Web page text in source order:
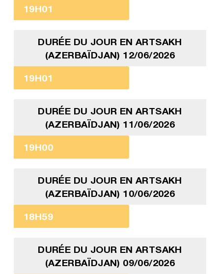
19H01
DURÉE DU JOUR EN ARTSAKH
(AZERBAÏDJAN) 12/06/2026
19H01
DURÉE DU JOUR EN ARTSAKH
(AZERBAÏDJAN) 11/06/2026
19H00
DURÉE DU JOUR EN ARTSAKH
(AZERBAÏDJAN) 10/06/2026
18H59
DURÉE DU JOUR EN ARTSAKH
(AZERBAÏDJAN) 09/06/2026